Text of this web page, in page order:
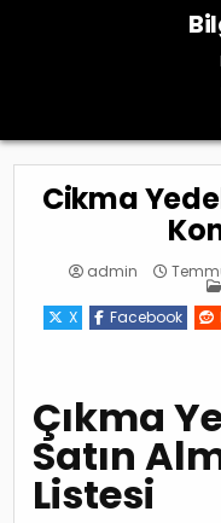
Cikma
admin
X
Facebook
Çıkma
Satın
Listesi